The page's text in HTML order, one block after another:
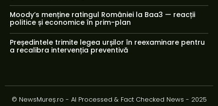
Moody’s menține ratingul României la Baa3 — reacții
politice și economice în prim-plan
Președintele trimite legea urșilor în reexaminare pentru
a recalibra intervenția preventivă
© NewsMureș.ro - AI Processed & Fact Checked News - 2025